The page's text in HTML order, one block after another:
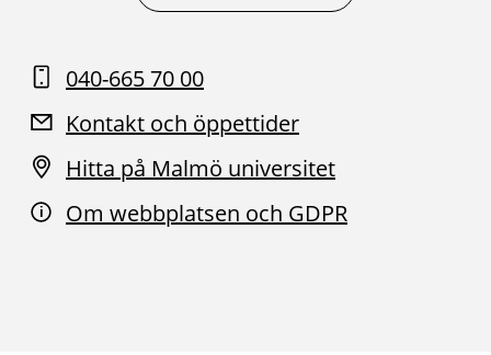
040-665 70 00
Kontakt och öppettider
Hitta på Malmö universitet
Om webbplatsen och GDPR